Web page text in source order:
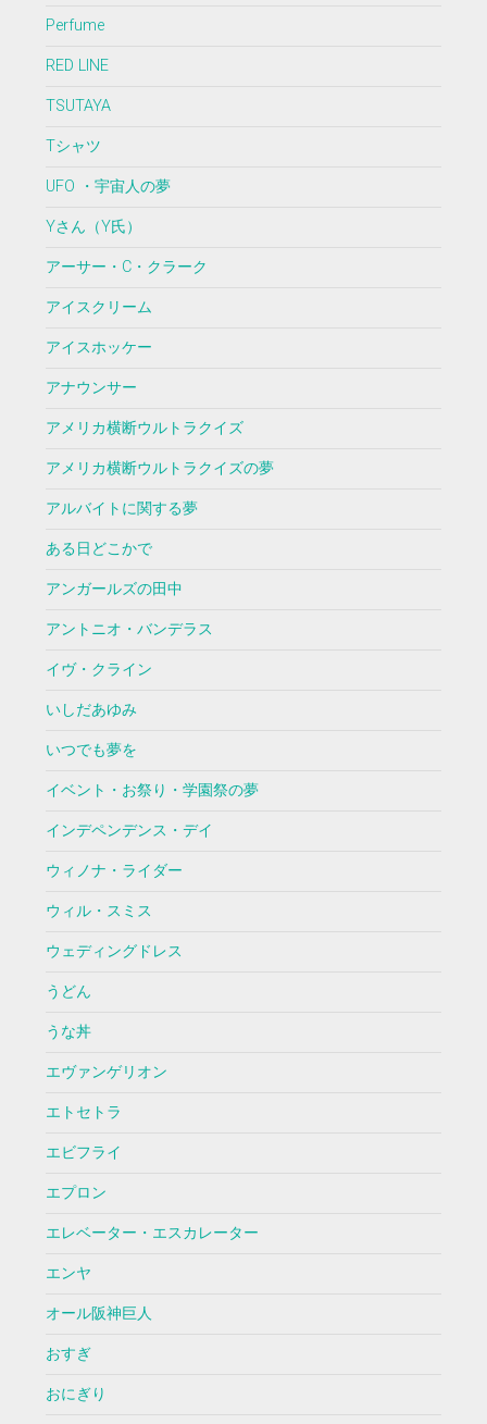
Perfume
RED LINE
TSUTAYA
Tシャツ
UFO ・宇宙人の夢
Yさん（Y氏）
アーサー・C・クラーク
アイスクリーム
アイスホッケー
アナウンサー
アメリカ横断ウルトラクイズ
アメリカ横断ウルトラクイズの夢
アルバイトに関する夢
ある日どこかで
アンガールズの田中
アントニオ・バンデラス
イヴ・クライン
いしだあゆみ
いつでも夢を
イベント・お祭り・学園祭の夢
インデペンデンス・デイ
ウィノナ・ライダー
ウィル・スミス
ウェディングドレス
うどん
うな丼
エヴァンゲリオン
エトセトラ
エビフライ
エプロン
エレベーター・エスカレーター
エンヤ
オール阪神巨人
おすぎ
おにぎり